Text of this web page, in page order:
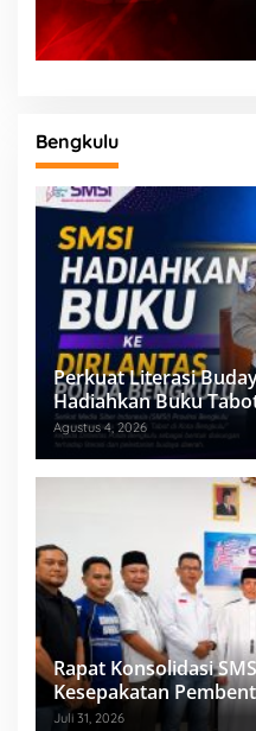
Bengkulu
Perkuat Literasi
Hadiahkan Buku
Agustus 4, 2026
Rapat Konsolidasi
Kesepakatan
Kolaboratif
Juli 31, 2026